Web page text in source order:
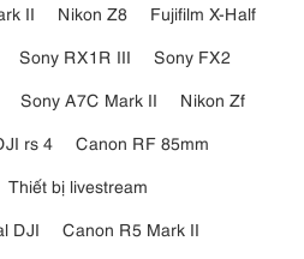
II Nikon Z8
Fujifilm X-Half
Sony RX1R III
Sony FX2
Sony A7C Mark II
Nikon Zf
rs 4
Canon RF 85mm
Thiết bị livestream
DJI
Canon R5 Mark II